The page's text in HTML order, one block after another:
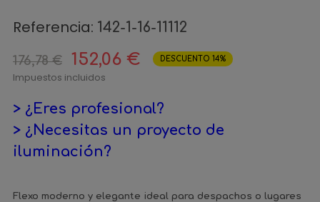
Referencia: 142-1-16-11112
176,78 € 152,06 € DESCUENTO 14%
Impuestos incluidos
> ¿Eres profesional?
> ¿Necesitas un proyecto de
iluminación?
Flexo moderno y elegante ideal para despachos o lugares